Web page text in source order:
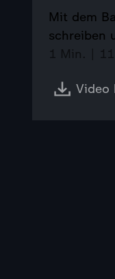
Mit dem
schreiben
1 Min. |
Video